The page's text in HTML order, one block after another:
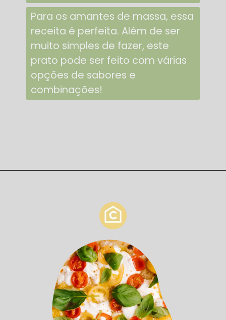
Para os amantes de massa, essa
receita é perfeita. Além de ser
muito simples de fazer, este
prato pode ser feito com várias
opções de sabores e
combinações!